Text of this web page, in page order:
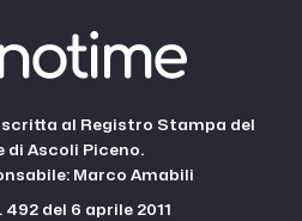
al Registro Stampa del
di Ascoli Piceno.
Marco Amabili
del 6 aprile 2011